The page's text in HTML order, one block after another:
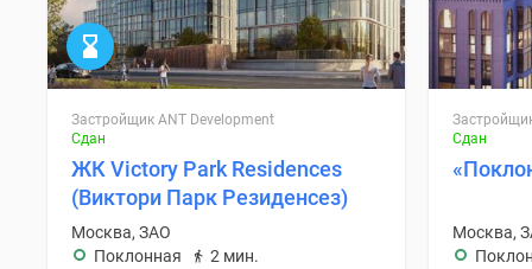
Застройщик ANT Development
Сдан
ЖК Victory Park Residences
(Виктори Парк Резиденсез)
Москва, ЗАО
Поклонная
2 мин.
Сдан
Москва,